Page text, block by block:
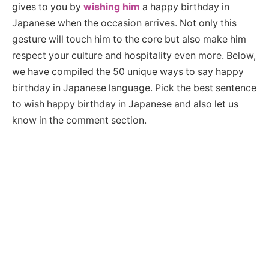
gives to you by wishing him a happy birthday in
Japanese when the occasion arrives. Not only this
gesture will touch him to the core but also make him
respect your culture and hospitality even more. Below,
we have compiled the 50 unique ways to say happy
birthday in Japanese language. Pick the best sentence
to wish happy birthday in Japanese and also let us
know in the comment section.